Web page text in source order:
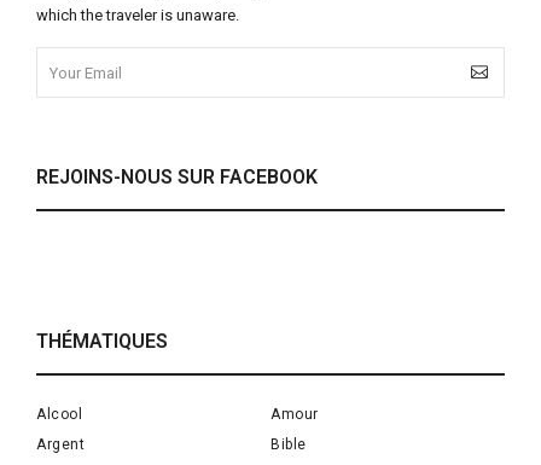
which the traveler is unaware.
REJOINS-NOUS SUR FACEBOOK
THÉMATIQUES
Alcool
Amour
Argent
Bible